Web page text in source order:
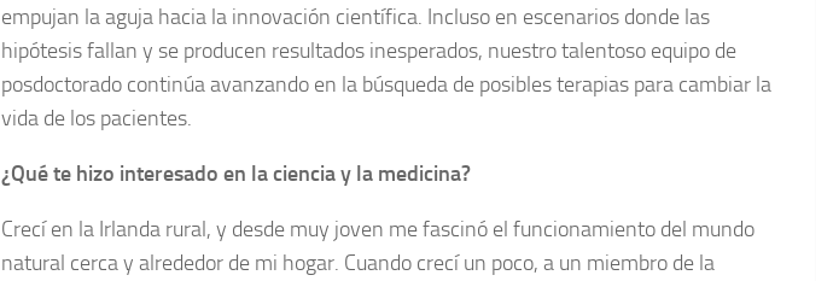
empujan la aguja hacia la innovación científica. Incluso en escenarios donde las
hipótesis fallan y se producen resultados inesperados, nuestro talentoso equipo de
posdoctorado continúa avanzando en la búsqueda de posibles terapias para cambiar la
vida de los pacientes.
¿Qué te hizo interesado en la ciencia y la medicina?
Crecí en la Irlanda rural, y desde muy joven me fascinó el funcionamiento del mundo
natural cerca y alrededor de mi hogar. Cuando crecí un poco, a un miembro de la